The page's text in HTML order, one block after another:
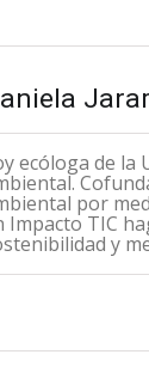
ecóloga de la
por
Impacto TIC
y